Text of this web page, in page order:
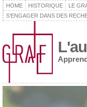
HOME HISTORIQUE LE
S’ENGAGER DANS DES